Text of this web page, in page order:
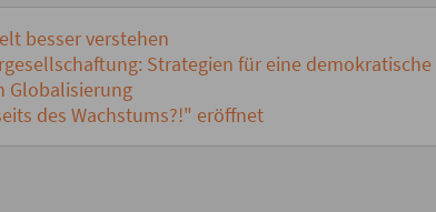
besser verstehen
Strategien für eine
Globalisierung
des Wachstums?!" eröffnet